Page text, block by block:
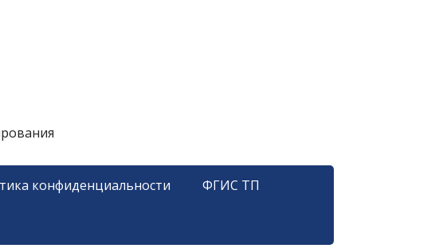
конфиденциальности ФГИС ТП